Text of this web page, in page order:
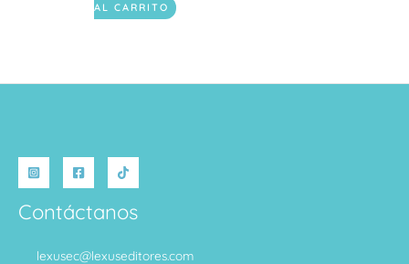
AL CARRITO
Contáctanos
lexusec@lexuseditores.com